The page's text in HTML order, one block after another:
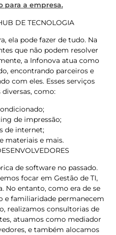
para a empresa.
DE TECNOLOGIA
ela pode fazer de tudo. Na
que não podem resolver
a Infonova atua como
encontrando parceiros e
com eles. Esses serviços
como:
de impressão;
de internet;
materiais e mais.
de software no passado.
focar em Gestão de TI,
No entanto, como era de se
e familiaridade permanecem
realizamos consultorias de
atuamos como mediador
e também alocamos